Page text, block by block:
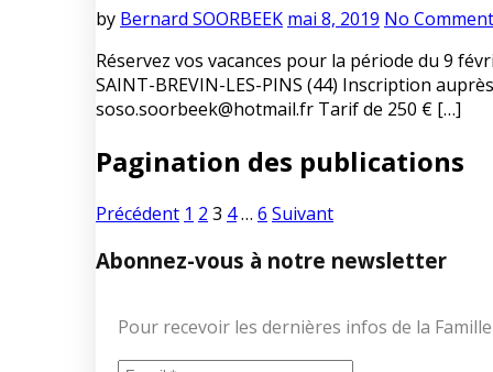
by Bernard SOORBEEK mai 8, 2019 No
Réservez vos vacances pour la période du 9
SAINT-BREVIN-LES-PINS (44) Inscription
soso.soorbeek@hotmail.fr Tarif de 250 € […]
Pagination des publications
Précédent 1 2 3 4… 6 Suivant
Abonnez-vous à notre newsletter
Pour recevoir les dernières infos de la